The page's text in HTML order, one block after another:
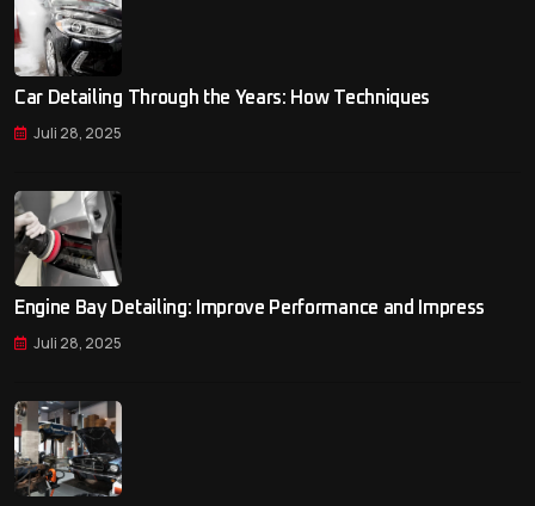
Car Detailing Through the Years: How Techniques
Juli 28, 2025
Engine Bay Detailing: Improve Performance and Impress
Juli 28, 2025